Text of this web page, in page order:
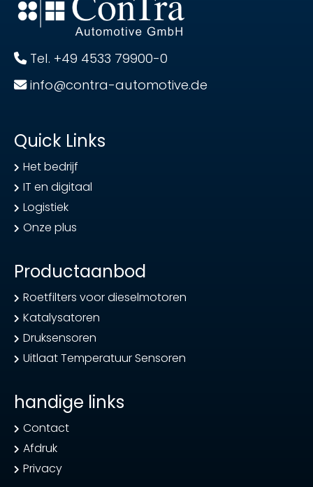
Tel. +49 4533 79900-0
info@contra-automotive.de
Quick Links
Het bedrijf
IT en digitaal
Logistiek
Onze plus
Productaanbod
Roetfilters voor dieselmotoren
Katalysatoren
Druksensoren
Uitlaat Temperatuur Sensoren
handige links
Contact
Afdruk
Privacy